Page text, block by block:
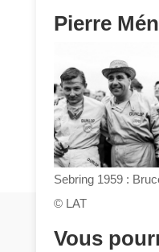
Pierre
Sebring 1959 :
© LAT
Vous